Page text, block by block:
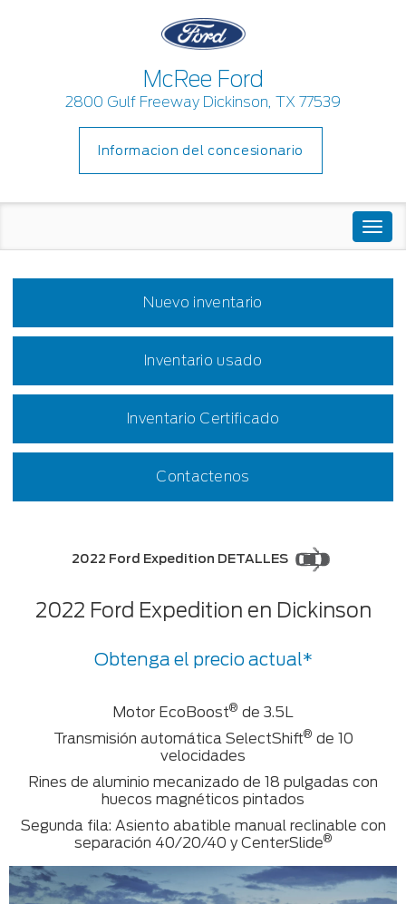
McRee Ford
2800 Gulf Freeway Dickinson, TX 77539
Informacion del concesionario
Nuevo inventario
Inventario usado
Inventario Certificado
Contactenos
2022 Ford Expedition DETALLES
2022 Ford Expedition en Dickinson
Obtenga el precio actual*
Motor EcoBoost® de 3.5L
Transmisión automática SelectShift® de 10
velocidades
Rines de aluminio mecanizado de 18 pulgadas con
huecos magnéticos pintados
Segunda fila: Asiento abatible manual reclinable con
separación 40/20/40 y CenterSlide®